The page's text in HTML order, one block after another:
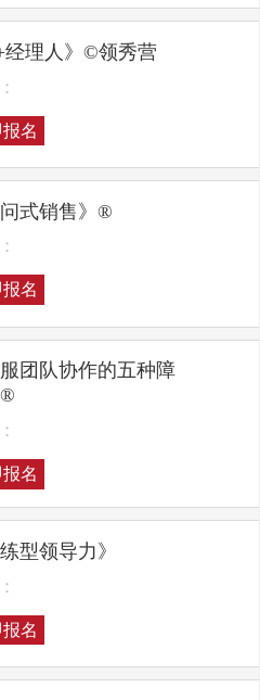
经理人》©领秀营
名
问式销售》®
名
服团队协作的五种障
名
练型领导力》
名